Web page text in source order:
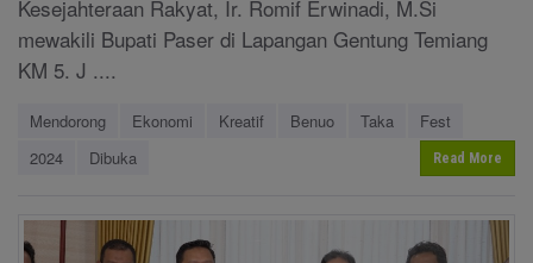
Kesejahteraan Rakyat, Ir. Romif Erwinadi, M.Si
mewakili Bupati Paser di Lapangan Gentung Temiang
KM 5. J ....
Mendorong Ekonomi Kreatif Benuo Taka
Fest
2024
Dibuka Read More